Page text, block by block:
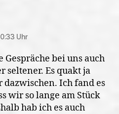
Uhr
Gespräche bei uns auch
seltener. Es quakt ja
dazwischen. Ich fand es
wir so lange am Stück
hab ich es auch